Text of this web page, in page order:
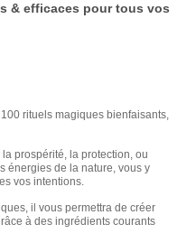
& efficaces pour tous vos
rituels magiques bienfaisants,
prospérité, la protection, ou
énergies de la nature, vous y
vos intentions.
il vous permettra de créer
à des ingrédients courants